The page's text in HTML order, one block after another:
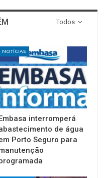
Todos
NOTÍCIAS
interromperá
de água
Porto Seguro para